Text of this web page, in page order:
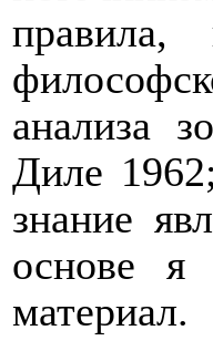
анализа
Диле
знание
основе я
материал.